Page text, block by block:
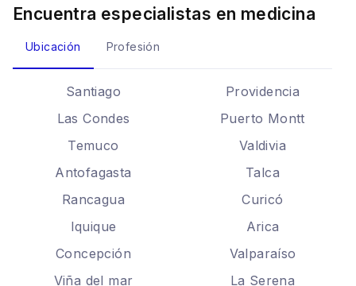
Encuentra especialistas en medicina
Ubicación Profesión
Santiago
Providencia
Las Condes
Puerto Montt
Temuco
Valdivia
Antofagasta
Talca
Rancagua
Curicó
Iquique
Arica
Concepción
Valparaíso
Viña del mar
La Serena